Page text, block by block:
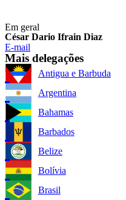
Em geral
César Dario Ifrain Diaz
E-mail
Mais delegações
Antigua e Barbuda
Argentina
Bahamas
Barbados
Belize
Bolívia
Brasil